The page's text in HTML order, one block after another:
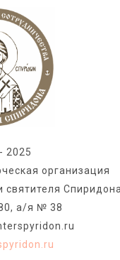
2025
организация
святителя
а/я № 38